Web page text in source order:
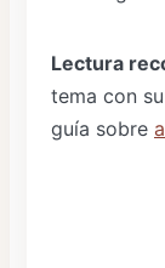
Lectura
tema con
guía sobre